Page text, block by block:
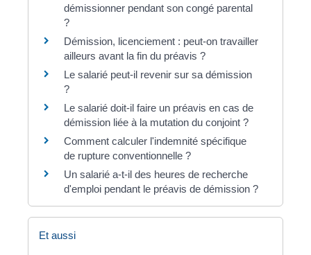
démissionner pendant son congé parental
?
Démission, licenciement : peut-on travailler
ailleurs avant la fin du préavis ?
Le salarié peut-il revenir sur sa démission
?
Le salarié doit-il faire un préavis en cas de
démission liée à la mutation du conjoint ?
Comment calculer l'indemnité spécifique
de rupture conventionnelle ?
Un salarié a-t-il des heures de recherche
d'emploi pendant le préavis de démission ?
Et aussi